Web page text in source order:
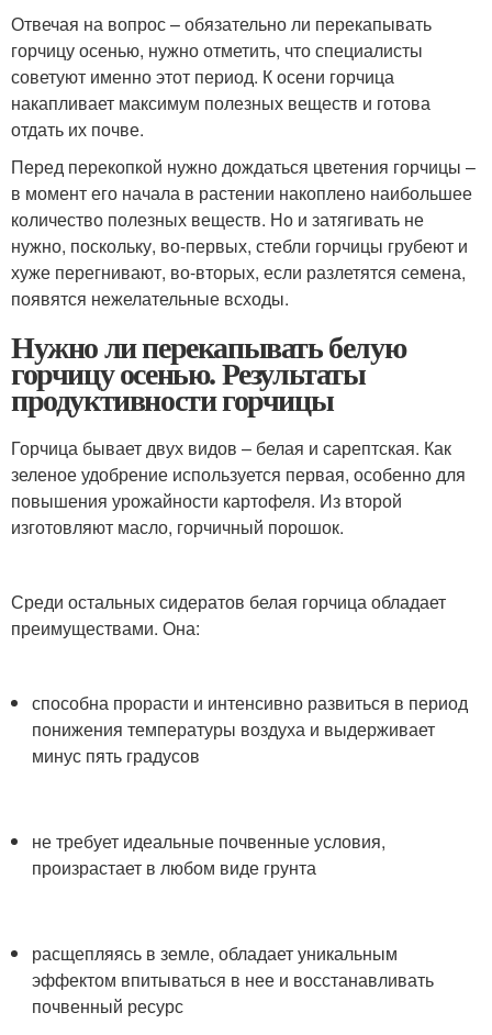
Отвечая на вопрос – обязательно ли перекапывать
горчицу осенью, нужно отметить, что специалисты
советуют именно этот период. К осени горчица
накапливает максимум полезных веществ и готова
отдать их почве.
Перед перекопкой нужно дождаться цветения горчицы –
в момент его начала в растении накоплено наибольшее
количество полезных веществ. Но и затягивать не
нужно, поскольку, во-первых, стебли горчицы грубеют и
хуже перегнивают, во-вторых, если разлетятся семена,
появятся нежелательные всходы.
Нужно ли перекапывать белую
горчицу осенью. Результаты
продуктивности горчицы
Горчица бывает двух видов – белая и сарептская. Как
зеленое удобрение используется первая, особенно для
повышения урожайности картофеля. Из второй
изготовляют масло, горчичный порошок.
Среди остальных сидератов белая горчица обладает
преимуществами. Она:
способна прорасти и интенсивно развиться в период
понижения температуры воздуха и выдерживает
минус пять градусов
не требует идеальные почвенные условия,
произрастает в любом виде грунта
расщепляясь в земле, обладает уникальным
эффектом впитываться в нее и восстанавливать
почвенный ресурс